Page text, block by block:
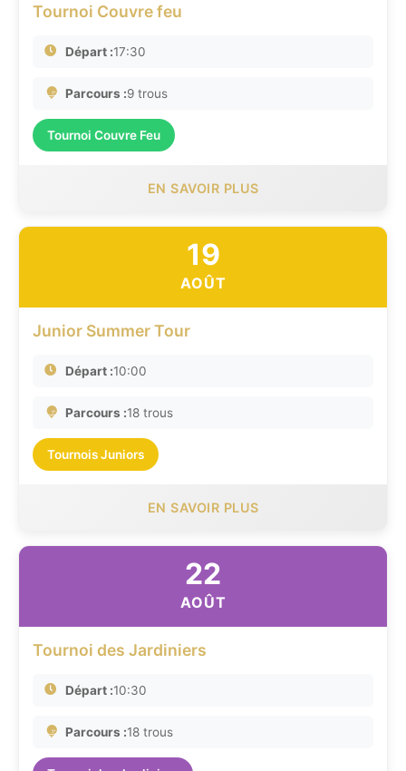
Tournoi Couvre feu
Départ :17:30
Parcours :9 trous
Tournoi Couvre Feu
EN SAVOIR PLUS
19
AOÛT
Junior Summer Tour
Départ :10:00
Parcours :18 trous
Tournois Juniors
EN SAVOIR PLUS
22
AOÛT
Tournoi des Jardiniers
Départ :10:30
Parcours :18 trous